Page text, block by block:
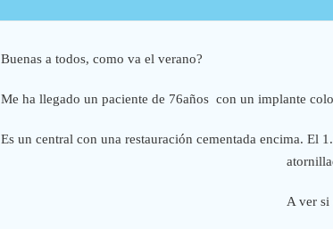
Buenas a todos, como va el verano?
Me ha llegado un paciente de 76años con un implante
Es un central con una restauración cementada encima. El
A ver si